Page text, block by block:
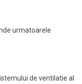
urmatoarele
de ventilatie al